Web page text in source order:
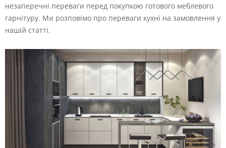
незаперечні переваги перед покупкою готового меблевого
гарнітуру. Ми розповімо про переваги кухні на замовлення у
нашій статті.